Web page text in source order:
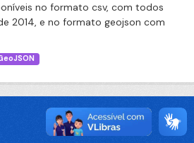
no formato csv, com todos
2014, e no formato geojson com